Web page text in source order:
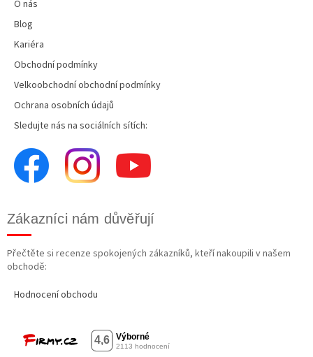
O nás
Blog
Kariéra
Obchodní podmínky
Velkoobchodní obchodní podmínky
Ochrana osobních údajů
Sledujte nás na sociálních sítích:
Zákazníci nám důvěřují
Přečtěte si recenze spokojených zákazníků, kteří nakoupili v našem
obchodě:
Hodnocení obchodu